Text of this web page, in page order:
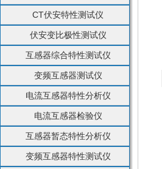
CT伏安特性测试仪
伏安变比极性测试仪
互感器综合特性测试仪
变频互感器测试仪
电流互感器特性分析仪
电流互感器检验仪
互感器暂态特性分析仪
变频互感器特性测试仪